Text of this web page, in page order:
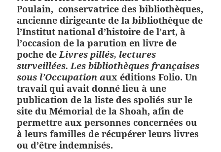
Poulain, conservatrice des bibliothèques,
ancienne dirigeante de la bibliothèque de
l’Institut national d’histoire de l’art, à
l’occasion de la parution en livre de
poche deLivres pillés, lectures
surveillées. Les bibliothèques françaises
sous l’Occupation aux éditions Folio. Un
travail qui avait donné lieu à une
publication de la liste des spoliés sur le
site du Mémorial de la Shoah, afin de
permettre aux personnes concernées ou
à leurs familles de récupérer leurs livres
ou d’être indemnisés.